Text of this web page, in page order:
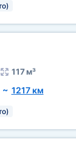
117 м³
~ 1217 км